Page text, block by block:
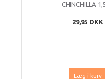
CHINCHILLA
29,95 DKK
Læg i kurv